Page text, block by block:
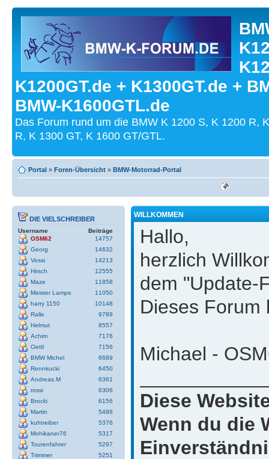
K1200GT.de + K1300GT.de +
BMW-K1600GTL.de
Das Forum rund um die BMW K 1200 S, K 1200 R,
R, K 1300 GT, K 1600 GT/GTL.
Portal » Foren-Übersicht » BMW-Motorrad-Portal
DIE VIELSCHREIBER
Username
Beiträge
OSM62
14757
Georg
14632
Vessi
14213
Hirsch
12555
Maze
11858
Meister Lampe
11050
harry 1150
10148
Ralle
9789
Helmut
8557
Achim
7176
Oettl
7156
BMW Michel
6689
Rennkucki
6450
Andreas.M
6361
rossi
6306
Brocki
6156
Martin
5486
kuhtreiber
5376
Mohikaner76
5317
Tourenfahrer
5297
Trimmer
5251
WILLKOMMEN
Hallo,
herzlich
dem "Update-
Dieses Forum
Michael -
Diese
Wenn du die